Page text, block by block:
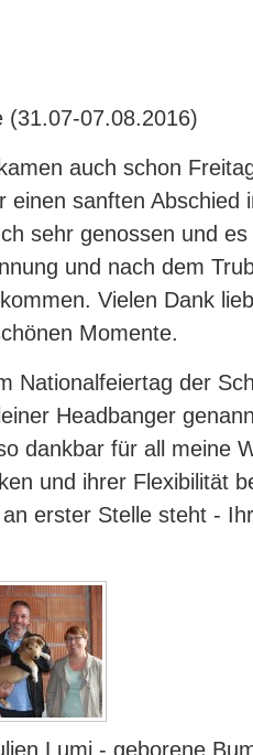
(31.07-07.08.2016)
auch schon
einen sanften Abschied
sehr genossen und
und nach dem
Vielen Dank
Momente.
Nationalfeiertag der
Headbanger
dankbar für all meine
und ihrer Flexibilität
erster Stelle steht -
Lumi - geborene